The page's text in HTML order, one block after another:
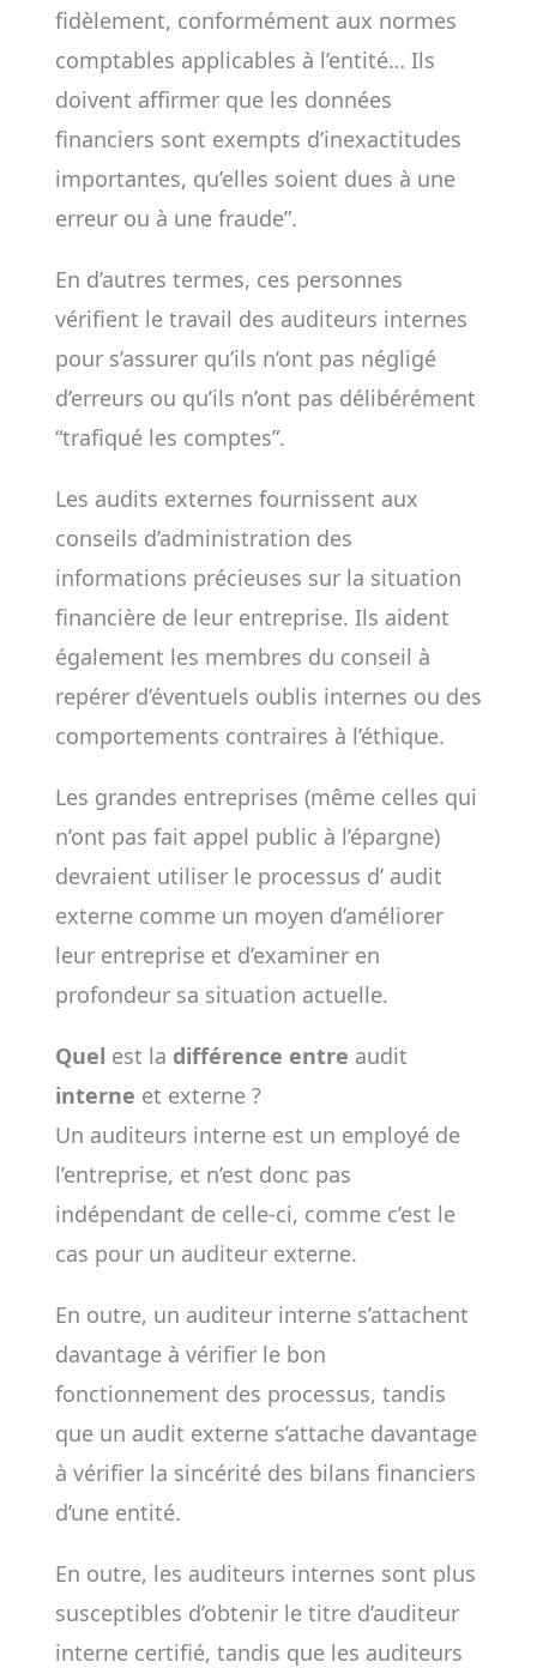
fidèlement, conformément aux normes
comptables applicables à l’entité… Ils
doivent affirmer que les données
financiers sont exempts d’inexactitudes
importantes, qu’elles soient dues à une
erreur ou à une fraude”.
En d’autres termes, ces personnes
vérifient le travail des auditeurs internes
pour s’assurer qu’ils n’ont pas négligé
d’erreurs ou qu’ils n’ont pas délibérément
“trafiqué les comptes”.
Les audits externes fournissent aux
conseils d’administration des
informations précieuses sur la situation
financière de leur entreprise. Ils aident
également les membres du conseil à
repérer d’éventuels oublis internes ou des
comportements contraires à l’éthique.
Les grandes entreprises (même celles qui
n’ont pas fait appel public à l’épargne)
devraient utiliser le processus d’ audit
externe comme un moyen d’améliorer
leur entreprise et d’examiner en
profondeur sa situation actuelle.
Quel est la différence entre audit
interne et externe ?
Un auditeurs interne est un employé de
l’entreprise, et n’est donc pas
indépendant de celle-ci, comme c’est le
cas pour un auditeur externe.
En outre, un auditeur interne s’attachent
davantage à vérifier le bon
fonctionnement des processus, tandis
que un audit externe s’attache davantage
à vérifier la sincérité des bilans financiers
d’une entité.
En outre, les auditeurs internes sont plus
susceptibles d’obtenir le titre d’auditeur
interne certifié, tandis que les auditeurs